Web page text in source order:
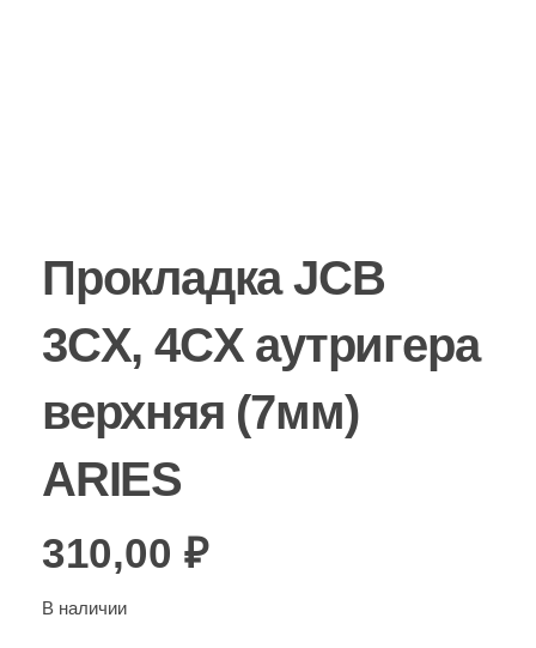
Прокладка JCB
3CX, 4CX аутригера
верхняя (7мм)
ARIES
310,00₽
В наличии